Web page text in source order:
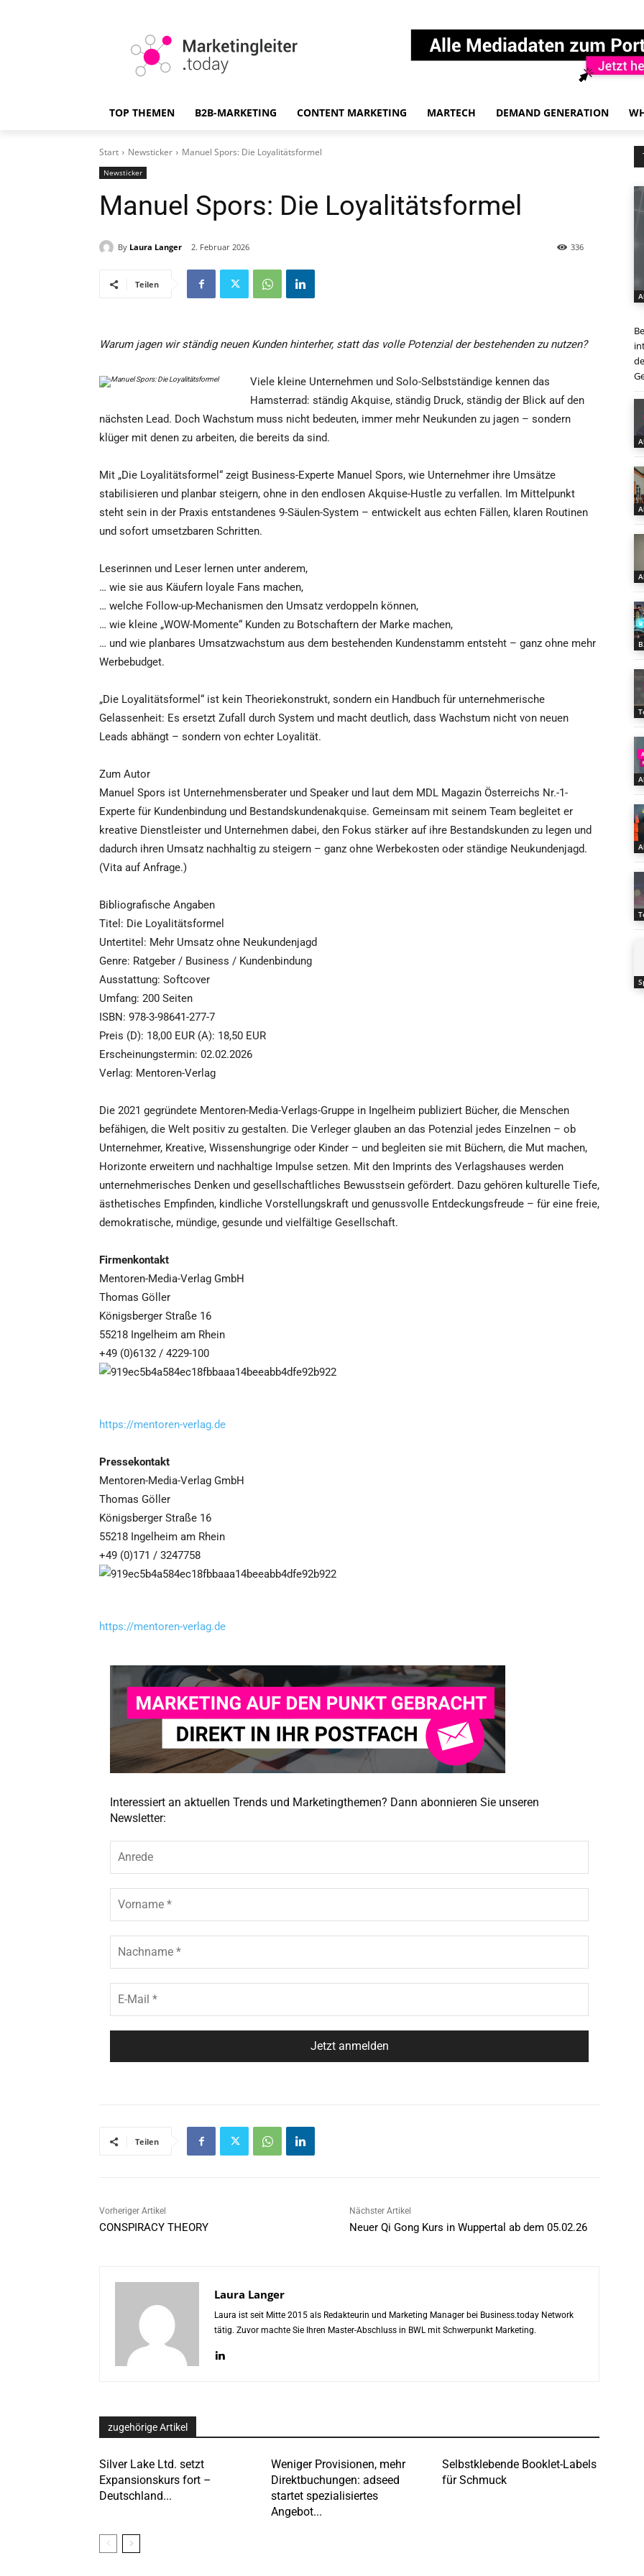
TOP THEMEN B2B-MARKETING CONTENT MARKETING MARTECH DEMAND GENERATION
Start Newsticker Manuel Spors: Die Loyalitätsformel
Newsticker
Manuel Spors: Die Loyalitätsformel
By Laura Langer 2. Februar 2026 336
Teilen
Warum jagen wir ständig neuen Kunden hinterher, statt das volle Potenzial der bestehenden zu nutzen?
Viele kleine Unternehmen und Solo-Selbstständige kennen das
Hamsterrad: ständig Akquise, ständig Druck, ständig der Blick auf den
nächsten Lead. Doch Wachstum muss nicht bedeuten, immer mehr Neukunden zu jagen – sondern
klüger mit denen zu arbeiten, die bereits da sind.
Mit „Die Loyalitätsformel“ zeigt Business-Experte Manuel Spors, wie Unternehmer ihre Umsätze
stabilisieren und planbar steigern, ohne in den endlosen Akquise-Hustle zu verfallen. Im Mittelpunkt
steht sein in der Praxis entstandenes 9-Säulen-System – entwickelt aus echten Fällen, klaren Routinen
und sofort umsetzbaren Schritten.
Leserinnen und Leser lernen unter anderem,
… wie sie aus Käufern loyale Fans machen,
… welche Follow-up-Mechanismen den Umsatz verdoppeln können,
… wie kleine „WOW-Momente“ Kunden zu Botschaftern der Marke machen,
… und wie planbares Umsatzwachstum aus dem bestehenden Kundenstamm entsteht – ganz ohne mehr
Werbebudget.
„Die Loyalitätsformel“ ist kein Theoriekonstrukt, sondern ein Handbuch für unternehmerische
Gelassenheit: Es ersetzt Zufall durch System und macht deutlich, dass Wachstum nicht von neuen
Leads abhängt – sondern von echter Loyalität.
Zum Autor
Manuel Spors ist Unternehmensberater und Speaker und laut dem MDL Magazin Österreichs Nr.-1-
Experte für Kundenbindung und Bestandskundenakquise. Gemeinsam mit seinem Team begleitet er
kreative Dienstleister und Unternehmen dabei, den Fokus stärker auf ihre Bestandskunden zu legen und
dadurch ihren Umsatz nachhaltig zu steigern – ganz ohne Werbekosten oder ständige Neukundenjagd.
(Vita auf Anfrage.)
Bibliografische Angaben
Titel: Die Loyalitätsformel
Untertitel: Mehr Umsatz ohne Neukundenjagd
Genre: Ratgeber / Business / Kundenbindung
Ausstattung: Softcover
Umfang: 200 Seiten
ISBN: 978-3-98641-277-7
Preis (D): 18,00 EUR (A): 18,50 EUR
Erscheinungstermin: 02.02.2026
Verlag: Mentoren-Verlag
Die 2021 gegründete Mentoren-Media-Verlags-Gruppe in Ingelheim publiziert Bücher, die Menschen
befähigen, die Welt positiv zu gestalten. Die Verleger glauben an das Potenzial jedes Einzelnen – ob
Unternehmer, Kreative, Wissenshungrige oder Kinder – und begleiten sie mit Büchern, die Mut machen,
Horizonte erweitern und nachhaltige Impulse setzen. Mit den Imprints des Verlagshauses werden
unternehmerisches Denken und gesellschaftliches Bewusstsein gefördert. Dazu gehören kulturelle Tiefe,
ästhetisches Empfinden, kindliche Vorstellungskraft und genussvolle Entdeckungsfreude – für eine freie,
demokratische, mündige, gesunde und vielfältige Gesellschaft.
Firmenkontakt
Mentoren-Media-Verlag GmbH
Thomas Göller
Königsberger Straße 16
55218 Ingelheim am Rhein
+49 (0)6132 / 4229-100
https://mentoren-verlag.de
Pressekontakt
Mentoren-Media-Verlag GmbH
Thomas Göller
Königsberger Straße 16
55218 Ingelheim am Rhein
+49 (0)171 / 3247758
https://mentoren-verlag.de
Interessiert an aktuellen Trends und Marketingthemen? Dann abonnieren Sie unseren
Newsletter:
Teilen
Vorheriger Artikel
CONSPIRACY THEORY
Nächster Artikel
Neuer Qi Gong Kurs in Wuppertal ab dem 05.02.26
Laura Langer
Laura ist seit Mitte 2015 als Redakteurin und Marketing Manager bei Business.today Network
tätig. Zuvor machte Sie Ihren Master-Abschluss in BWL mit Schwerpunkt Marketing.
zugehörige Artikel
Silver Lake Ltd. setzt
Expansionskurs fort –
Deutschland...
Weniger Provisionen, mehr
Direktbuchungen: adseed
startet spezialisiertes
Angebot...
Selbstklebende Booklet-Labels
für Schmuck